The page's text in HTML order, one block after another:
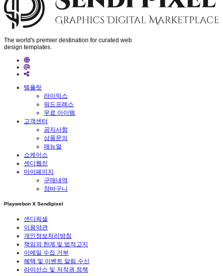
The world's premier destination for curated web
design templates.
템플릿
라이믹스
워드프레스
무료 아이템
고객센터
공지사항
상품문의
매뉴얼
쇼케이스
센디웹진
마이페이지
구매내역
장바구니
Playwebon X Sendipixel
센디픽셀
이용약관
개인정보처리방침
책임의 한계 및 법적고지
이메일 수집 거부
혜택 및 이벤트 알림 수신
라이선스 및 저작권 정책